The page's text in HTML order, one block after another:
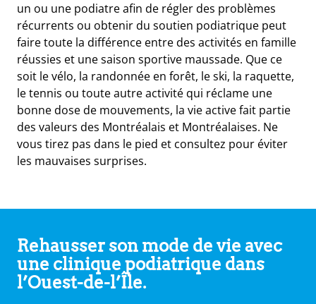
un ou une podiatre afin de régler des problèmes
récurrents ou obtenir du soutien podiatrique peut
faire toute la différence entre des activités en famille
réussies et une saison sportive maussade. Que ce
soit le vélo, la randonnée en forêt, le ski, la raquette,
le tennis ou toute autre activité qui réclame une
bonne dose de mouvements, la vie active fait partie
des valeurs des Montréalais et Montréalaises. Ne
vous tirez pas dans le pied et consultez pour éviter
les mauvaises surprises.
Rehausser son mode de vie avec
une clinique podiatrique dans
l’Ouest-de-l’Île.